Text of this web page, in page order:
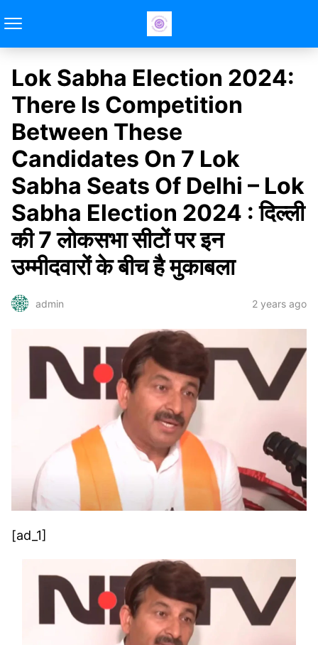
Lok Sabha Election 2024:
There Is Competition
Between These
Candidates On 7 Lok
Sabha Seats Of Delhi – Lok
Sabha Election 2024 : दिल्ली
की 7 लोकसभा सीटों पर इन
उम्मीदवारों के बीच है मुकाबला
admin 2 years ago
[ad_1]